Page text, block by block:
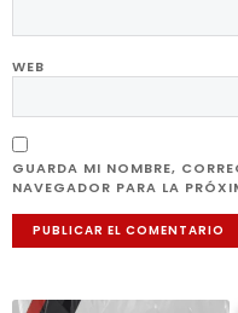
WEB
GUARDA MI NOMBRE,
NAVEGADOR PARA LA